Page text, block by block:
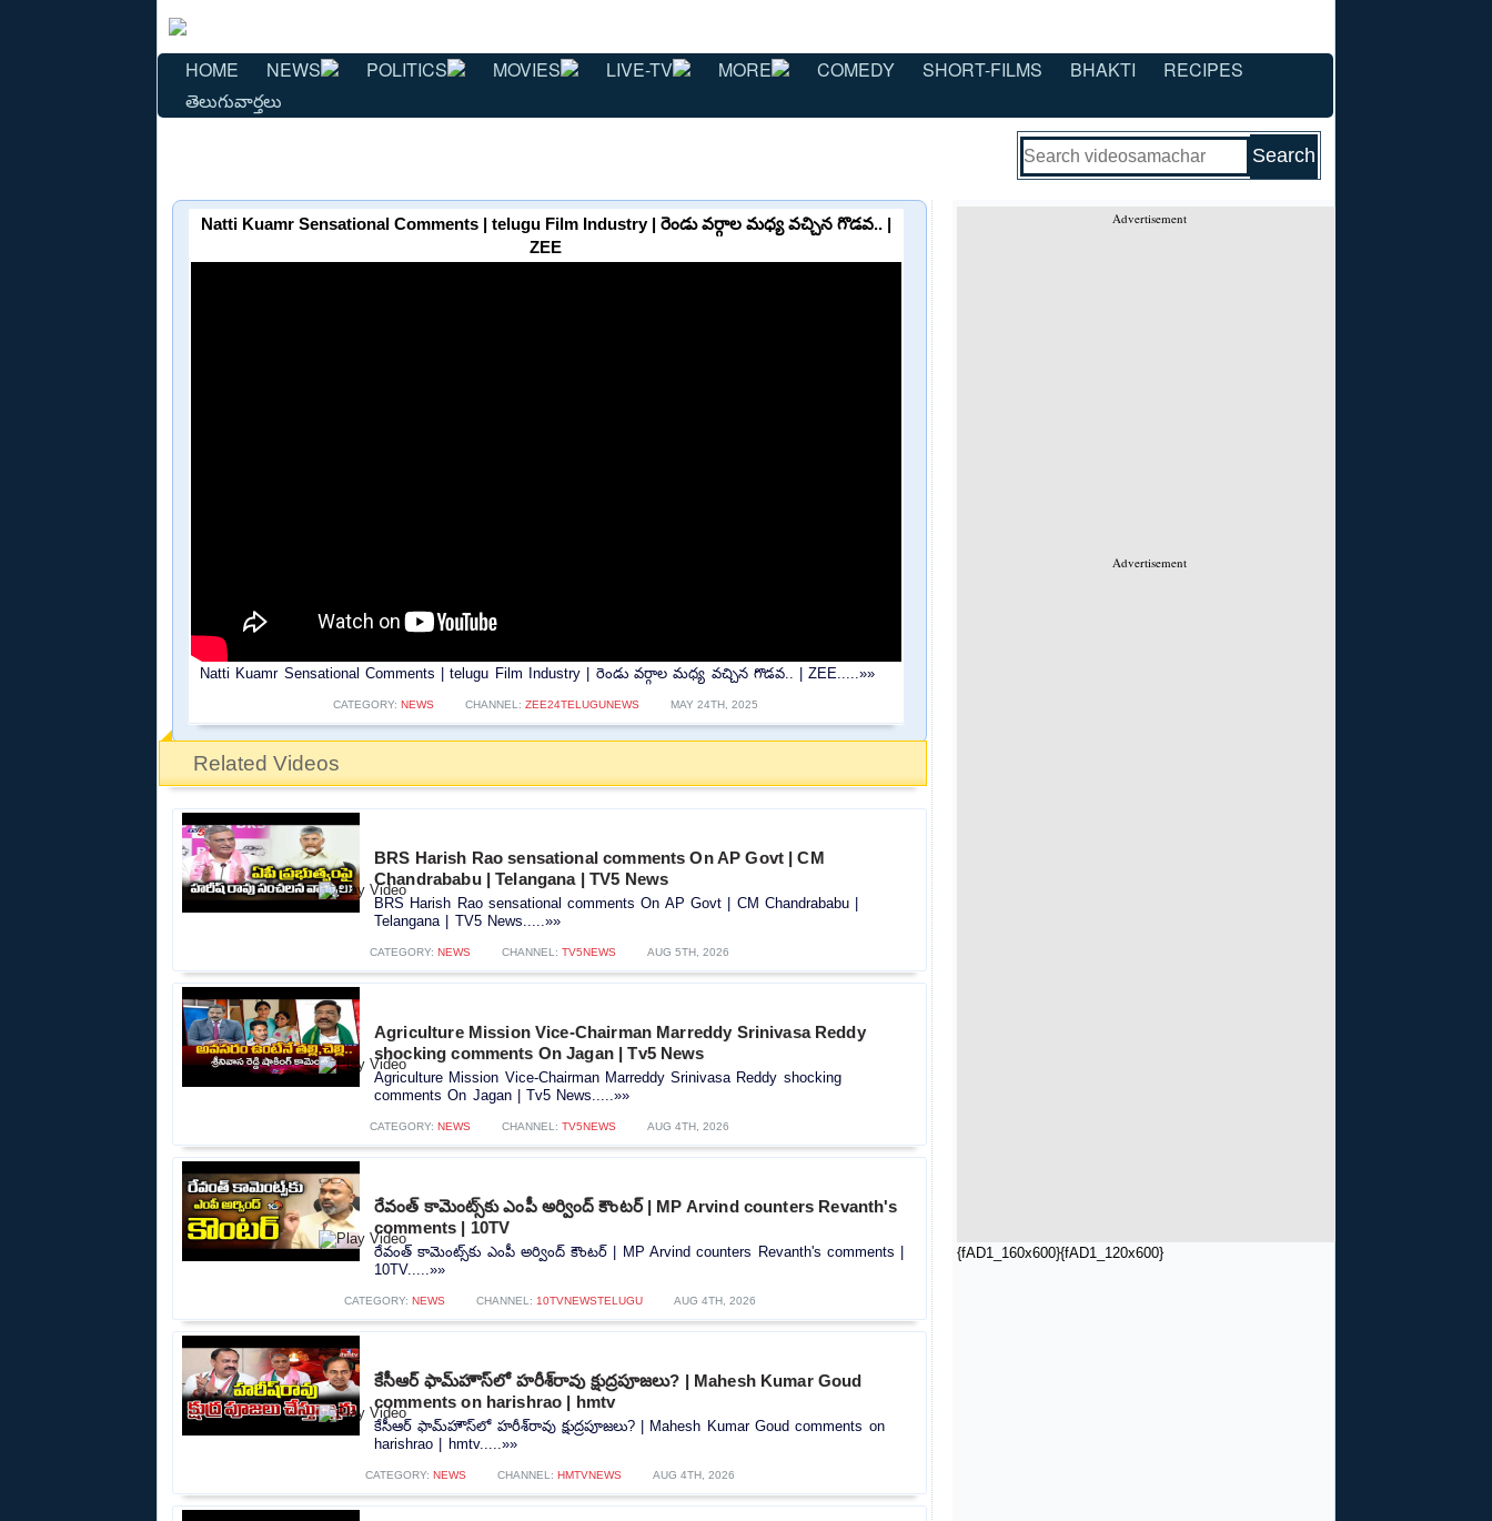
HOME NEWS POLITICS MOVIES LIVE-TV MORE COMEDY SHORT-FILMS BHAKTI
RECIPES
తెలుగువార్తలు
Advertisement
Advertisement
{fAD1_160x600}{fAD1_120x600}
Natti Kuamr Sensational Comments | telugu Film Industry | రెండు వర్గాల మధ్య వచ్చిన గొడవ.. |
ZEE
Natti Kuamr Sensational Comments | telugu Film Industry | రెండు వర్గాల మధ్య వచ్చిన గొడవ.. | ZEE.....»»
CATEGORY: NEWS CHANNEL:ZEE24TELUGUNEWS MAY 24TH, 2025
Related Videos
BRS Harish Rao sensational comments On AP Govt | CM
Chandrababu | Telangana | TV5 News
BRS Harish Rao sensational comments On AP Govt | CM Chandrababu |
Telangana | TV5 News.....»»
CATEGORY: NEWS CHANNEL: TV5NEWS AUG 5TH, 2026
Agriculture Mission Vice-Chairman Marreddy Srinivasa Reddy
shocking comments On Jagan | Tv5 News
Agriculture Mission Vice-Chairman Marreddy Srinivasa Reddy shocking
comments On Jagan | Tv5 News.....»»
CATEGORY: NEWS CHANNEL: TV5NEWS AUG 4TH, 2026
రేవంత్ కామెంట్స్‌కు ఎంపీ అర్వింద్ కౌంటర్ | MP Arvind counters Revanth's
comments | 10TV
రేవంత్ కామెంట్స్‌కు ఎంపీ అర్వింద్ కౌంటర్ | MP Arvind counters Revanth's comments |
10TV.....»»
CATEGORY: NEWS CHANNEL: 10TVNEWSTELUGU AUG 4TH, 2026
కేసీఆర్ ఫామ్‌హౌస్‌లో హరీశ్‌రావు క్షుద్రపూజలు? | Mahesh Kumar Goud
comments on harishrao | hmtv
కేసీఆర్ ఫామ్‌హౌస్‌లో హరీశ్‌రావు క్షుద్రపూజలు? | Mahesh Kumar Goud comments on
harishrao | hmtv.....»»
CATEGORY: NEWS CHANNEL: HMTVNEWS AUG 4TH, 2026